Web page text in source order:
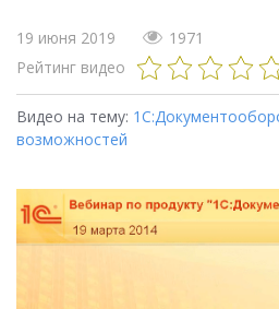
19 июня 2019
1971
Рейтинг видео
Видео на тему:
возможностей